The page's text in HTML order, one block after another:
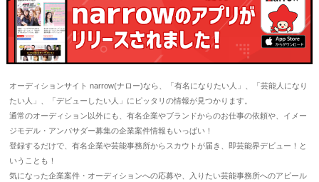
オーディションサイト narrow(ナロー)なら、「有名になりたい人」、「芸能人になり
たい人」、「デビューしたい人」にピッタリの情報が見つかります。
通常のオーディション以外にも、有名企業やブランドからのお仕事の依頼や、イメー
ジモデル・アンバサダー募集の企業案件情報もいっぱい！
登録するだけで、有名企業や芸能事務所からスカウトが届き、即芸能界デビュー！と
いうことも！
気になった企業案件・オーディションへの応募や、入りたい芸能事務所へのアピール